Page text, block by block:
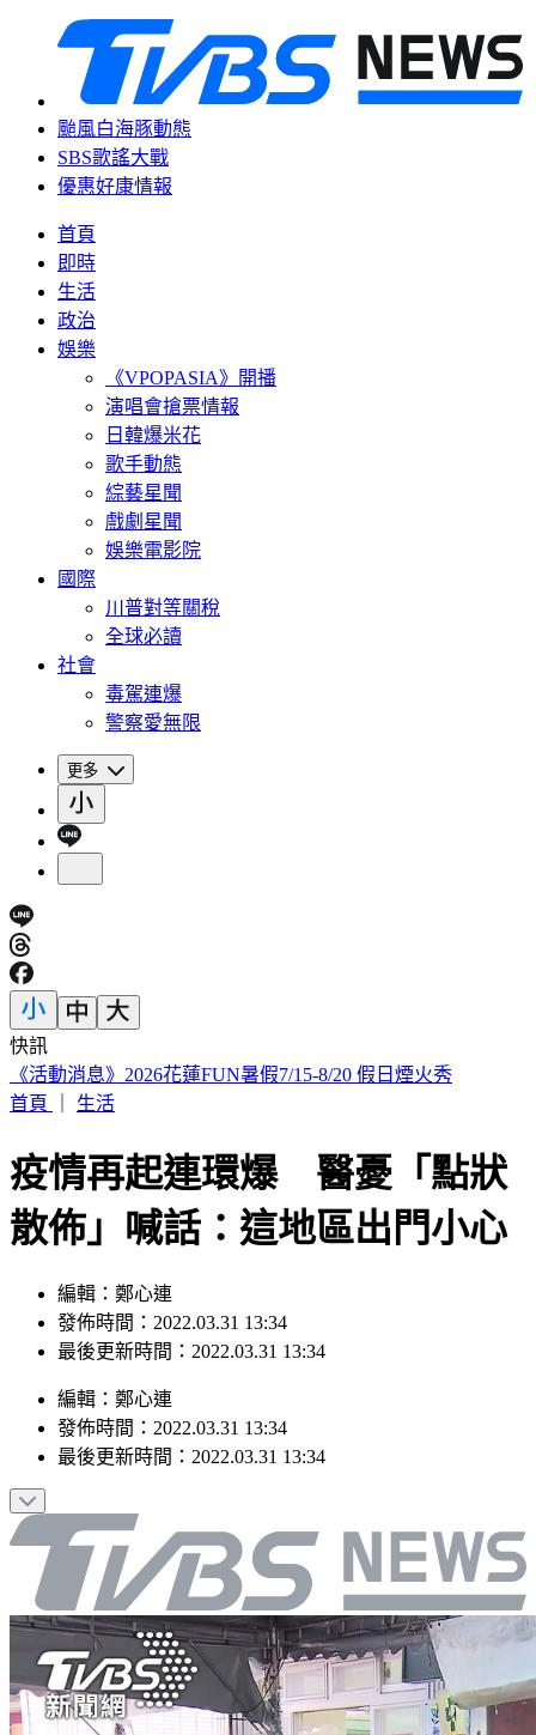
颱風白海豚動態
SBS歌謠大戰
優惠好康情報
首頁
即時
生活
政治
娛樂
《VPOPASIA》開播
演唱會搶票情報
日韓爆米花
歌手動態
綜藝星聞
戲劇星聞
娛樂電影院
國際
川普對等關稅
全球必讀
社會
毒駕連爆
警察愛無限
更多
快訊
颱風遠離「大雨繼續灌」連下6天 雨區轉移炸到紅爆
首頁
生活
疫情再起連環爆 醫憂「點狀
散佈」喊話：這地區出門小心
編輯：鄭心連
發佈時間：2022.03.31 13:34
最後更新時間：2022.03.31 13:34
編輯 ： 鄭心連
發佈時間： 2022.03.31 13:34
最後更新時間： 2022.03.31 13:34